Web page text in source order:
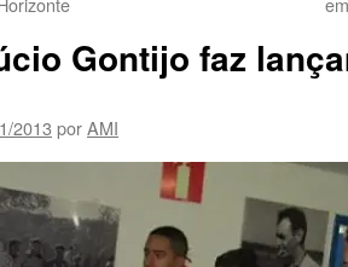
Gontijo faz
2013 porAMI